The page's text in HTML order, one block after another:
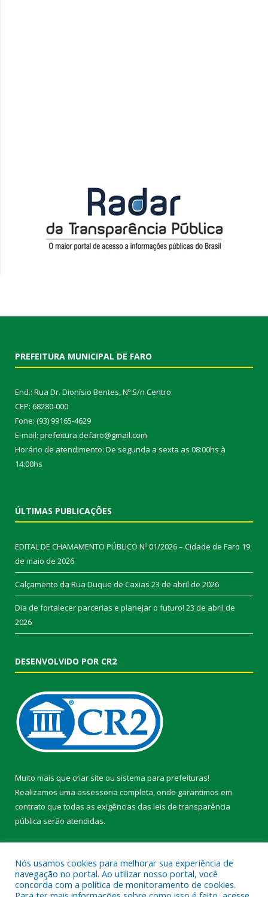
PREFEITURA MUNICIPAL DE FARO
End.: Rua Dr. Dionísio Bentes, Nº S/n Centro
CEP: 68280-000
Fone: (93) 99165-4629
E-mail: prefeitura.defaro@gmail.com
Horário de atendimento: De segunda a sexta as 08:00hs à
14:00hs
ÚLTIMAS PUBLICAÇÕES
EDITAL DE CHAMAMENTO PÚBLICO Nº 01/2026 – Cidade de Faro 19
de maio de 2026
Calçamento da Rua Duque de Caxias 23 de abril de 2026
Dia de fortalecer parcerias e planejar o futuro! 23 de abril de
2026
DESENVOLVIDO POR CR2
Muito mais que criar site ou sistema para prefeituras!
Realizamos uma assessoria completa, onde garantimos em
contrato que todas as exigências das leis de transparência
pública serão atendidas.
Nós usamos cookies para melhorar sua experiência de
navegação no portal. Ao utilizar nosso portal, você
concorda com a política de monitoramento de cookies.